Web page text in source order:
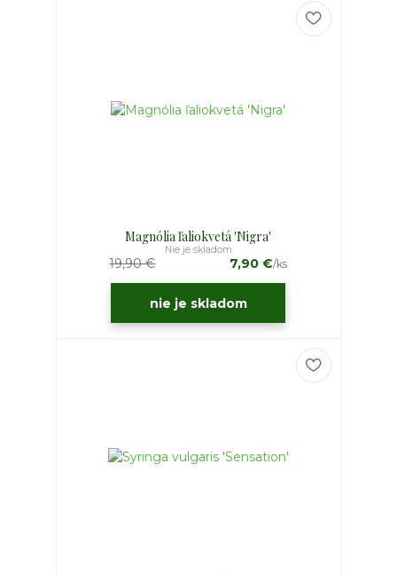
Magnólia ľaliokvetá 'Nigra'
19,90 € 7,90 €/ks
Nie je skladom
nie je skladom